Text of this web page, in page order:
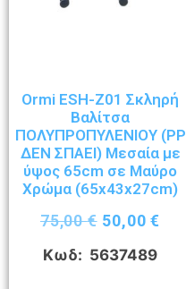
Ormi ESH-Z01 Σκληρή
Βαλίτσα
ΠΟΛΥΠΡΟΠΥΛΕΝΙΟΥ (ΡΡ
ΔΕΝ ΣΠΑΕΙ) Μεσαία με
ύψος 65cm σε Μαύρο
Χρώμα (65x43x27cm)
75,00€ 50,00€
Κωδ: 5637489